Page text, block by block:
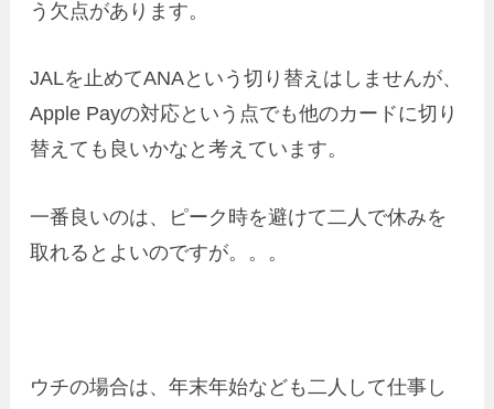
う欠点があります。
JALを止めてANAという切り替えはしませんが、
Apple Payの対応という点でも他のカードに切り
替えても良いかなと考えています。
一番良いのは、ピーク時を避けて二人で休みを
取れるとよいのですが。。。
ウチの場合は、年末年始なども二人して仕事し